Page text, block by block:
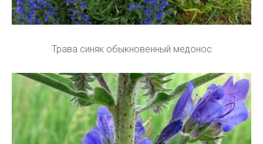
Трава синяк обыкновенный медонос